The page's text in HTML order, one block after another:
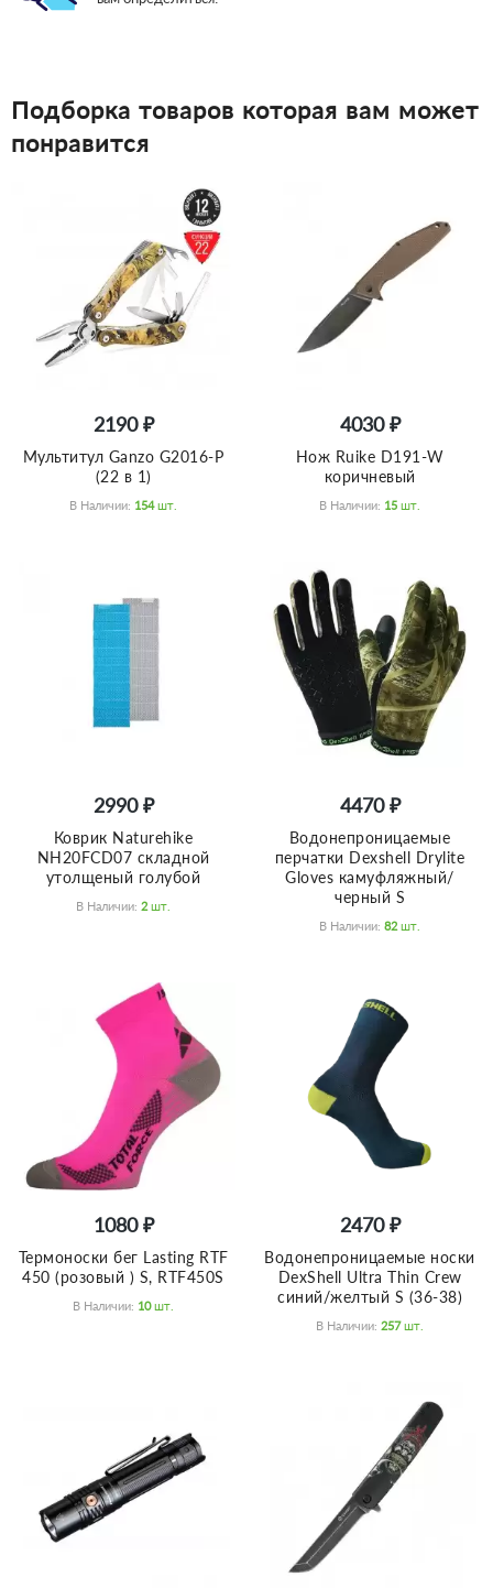
Подборка товаров которая вам может
понравится
2190 ₽
Мультитул Ganzo G2016-P
(22 в 1)
В Наличии: 154 Шт.
4030 ₽
Нож Ruike D191-W
коричневый
В Наличии: 15 Шт.
2990 ₽
Коврик Naturehike
NH20FCD07 складной
утолщеный голубой
В Наличии: 2 Шт.
4470 ₽
Водонепроницаемые
перчатки Dexshell Drylite
Gloves камуфляжный/
черный S
В Наличии: 82 Шт.
1080 ₽
Термоноски бег Lasting RTF
450 (розовый ) S, RTF450S
В Наличии: 10 Шт.
2470 ₽
Водонепроницаемые носки
DexShell Ultra Thin Crew
синий/желтый S (36-38)
В Наличии: 257 Шт.